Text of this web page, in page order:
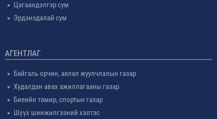
Цагаандэлгэр сум
Эрдэнэдалай сум
АГЕНТЛАГ
Байгаль орчин, аялал жуулчлалын газар
Худалдан авах ажиллагааны газар
Биеийн тамир, спортын газар
Шүүх шинжилгээний хэлтэс